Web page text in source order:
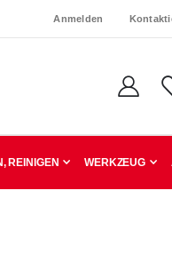
Anmelden
REINIGEN WERKZEUG